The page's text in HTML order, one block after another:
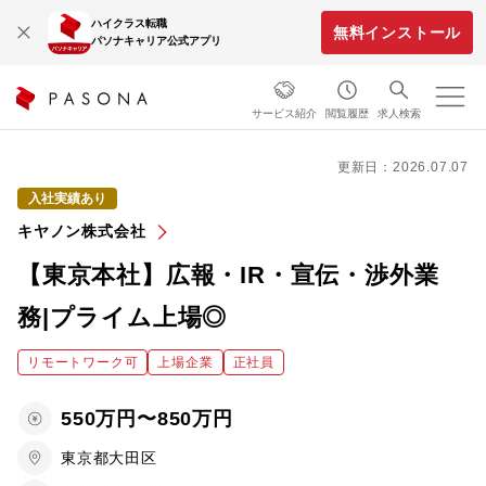
ハイクラス転職
パソナキャリア公式アプリ
無料インストール
サービス紹介 閲覧履歴 求人検索
更新日：2026.07.07
入社実績あり
キヤノン株式会社
【東京本社】広報・IR・宣伝・渉外業
務|プライム上場◎
リモートワーク可 上場企業 正社員
550万円〜850万円
東京都大田区